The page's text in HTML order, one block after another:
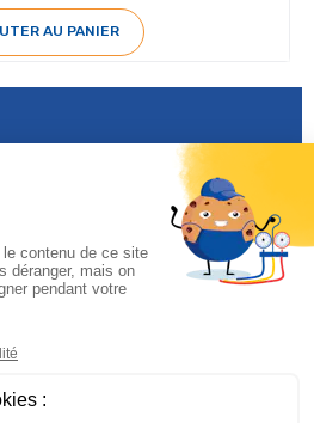
AU PANIER